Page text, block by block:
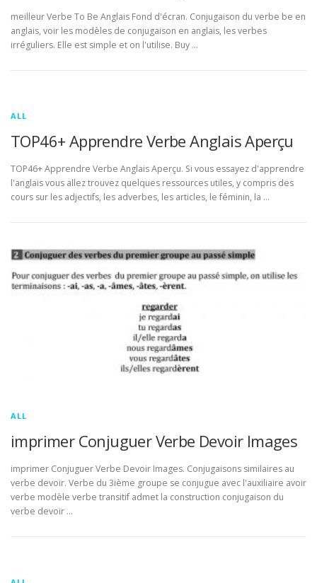
meilleur Verbe To Be Anglais Fond d'écran. Conjugaison du verbe be en
anglais, voir les modèles de conjugaison en anglais, les verbes
irréguliers. Elle est simple et on l'utilise. Buy …
ALL
TOP46+ Apprendre Verbe Anglais Aperçu
TOP46+ Apprendre Verbe Anglais Aperçu. Si vous essayez d'apprendre
l'anglais vous allez trouvez quelques ressources utiles, y compris des
cours sur les adjectifs, les adverbes, les articles, le féminin, la …
ALL
imprimer Conjuguer Verbe Devoir Images
imprimer Conjuguer Verbe Devoir Images. Conjugaisons similaires au
verbe devoir. Verbe du 3ième groupe se conjugue avec l'auxiliaire avoir
verbe modèle verbe transitif admet la construction conjugaison du
verbe devoir …